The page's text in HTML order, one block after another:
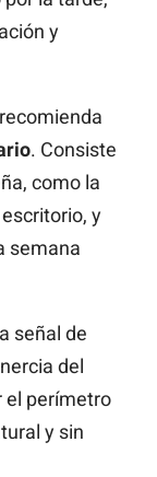
y
. Consiste
como la
y
semana
señal de
del
el perímetro
y sin